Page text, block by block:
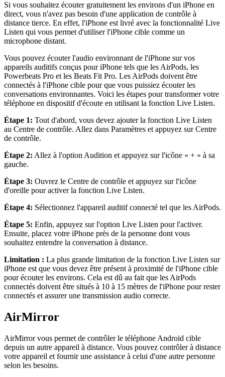
Si vous souhaitez écouter gratuitement les environs d'un iPhone en
direct, vous n'avez pas besoin d'une application de contrôle à
distance tierce. En effet, l'iPhone est livré avec la fonctionnalité Live
Listen qui vous permet d'utiliser l'iPhone cible comme un
microphone distant.
Vous pouvez écouter l'audio environnant de l'iPhone sur vos
appareils auditifs conçus pour iPhone tels que les AirPods, les
Powerbeats Pro et les Beats Fit Pro. Les AirPods doivent être
connectés à l'iPhone cible pour que vous puissiez écouter les
conversations environnantes. Voici les étapes pour transformer votre
téléphone en dispositif d'écoute en utilisant la fonction Live Listen.
Étape 1: Tout d'abord, vous devez ajouter la fonction Live Listen
au Centre de contrôle. Allez dans Paramètres et appuyez sur Centre
de contrôle.
Étape 2: Allez à l'option Audition et appuyez sur l'icône « + » à sa
gauche.
Étape 3: Ouvrez le Centre de contrôle et appuyez sur l'icône
d'oreille pour activer la fonction Live Listen.
Étape 4: Sélectionnez l'appareil auditif connecté tel que les AirPods.
Étape 5: Enfin, appuyez sur l'option Live Listen pour l'activer.
Ensuite, placez votre iPhone près de la personne dont vous
souhaitez entendre la conversation à distance.
Limitation : La plus grande limitation de la fonction Live Listen sur
iPhone est que vous devez être présent à proximité de l'iPhone cible
pour écouter les environs. Cela est dû au fait que les AirPods
connectés doivent être situés à 10 à 15 mètres de l'iPhone pour rester
connectés et assurer une transmission audio correcte.
AirMirror
AirMirror vous permet de contrôler le téléphone Android cible
depuis un autre appareil à distance. Vous pouvez contrôler à distance
votre appareil et fournir une assistance à celui d'une autre personne
selon les besoins.